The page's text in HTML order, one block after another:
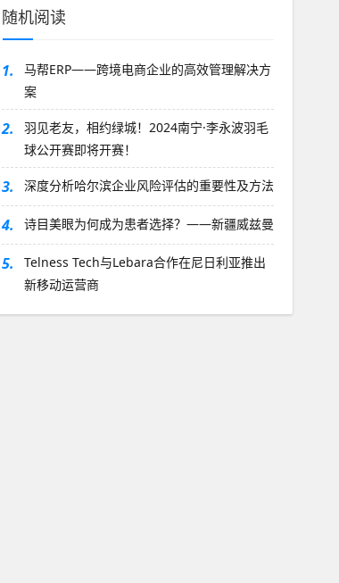
随机阅读
1.
马帮ERP——跨境电商企业的高效管理解决方
案
2.
羽见老友，相约绿城！2024南宁·李永波羽毛
球公开赛即将开赛！
3. 深度分析哈尔滨企业风险评估的重要性及方法
4. 诗目美眼为何成为患者选择？——新疆威兹曼
5.
Telness Tech与Lebara合作在尼日利亚推出
新移动运营商